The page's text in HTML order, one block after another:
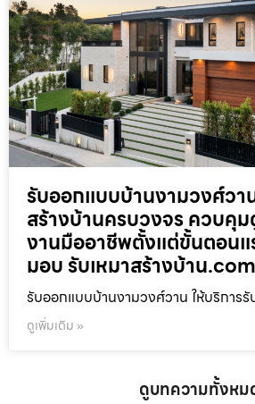
รับออกแบบบ้านงามวงศ์วา
สร้างบ้านครบวงจร ควบคุ
งานมืออาชีพตั้งแต่ขั้นตอน
มอบ รับเหมาสร้างบ้าน.com
รับออกแบบบ้านงามวงศ์วาน ให้บริการรั
ดูเพิ่มเติม »
ดูบทความทั้งหม